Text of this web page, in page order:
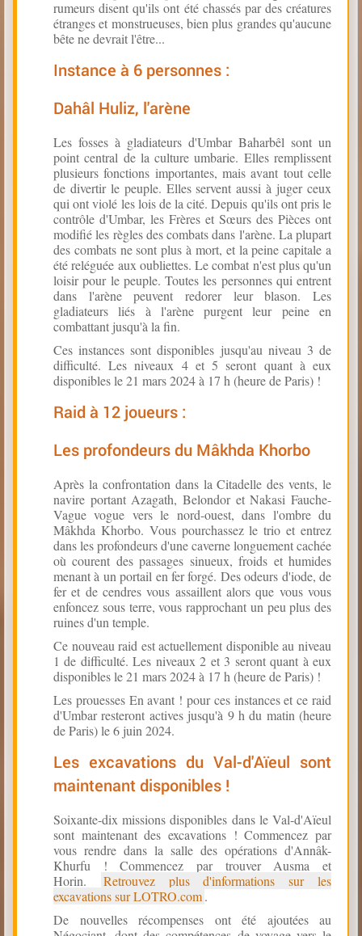
rumeurs disent qu'ils ont été chassés par des créatures
étranges et monstrueuses, bien plus grandes qu'aucune
bête ne devrait l'être...
Instance à 6 personnes :
Dahâl Huliz, l'arène
Les fosses à gladiateurs d'Umbar Baharbêl sont un
point central de la culture umbarie. Elles remplissent
plusieurs fonctions importantes, mais avant tout celle
de divertir le peuple. Elles servent aussi à juger ceux
qui ont violé les lois de la cité. Depuis qu'ils ont pris le
contrôle d'Umbar, les Frères et Sœurs des Pièces ont
modifié les règles des combats dans l'arène. La plupart
des combats ne sont plus à mort, et la peine capitale a
été reléguée aux oubliettes. Le combat n'est plus qu'un
loisir pour le peuple. Toutes les personnes qui entrent
dans l'arène peuvent redorer leur blason. Les
gladiateurs liés à l'arène purgent leur peine en
combattant jusqu'à la fin.
Ces instances sont disponibles jusqu'au niveau 3 de
difficulté. Les niveaux 4 et 5 seront quant à eux
disponibles le 21 mars 2024 à 17 h (heure de Paris) !
Raid à 12 joueurs :
Les profondeurs du Mâkhda Khorbo
Après la confrontation dans la Citadelle des vents, le
navire portant Azagath, Belondor et Nakasi Fauche-
Vague vogue vers le nord-ouest, dans l'ombre du
Mâkhda Khorbo. Vous pourchassez le trio et entrez
dans les profondeurs d'une caverne longuement cachée
où courent des passages sinueux, froids et humides
menant à un portail en fer forgé. Des odeurs d'iode, de
fer et de cendres vous assaillent alors que vous vous
enfoncez sous terre, vous rapprochant un peu plus des
ruines d'un temple.
Ce nouveau raid est actuellement disponible au niveau
1 de difficulté. Les niveaux 2 et 3 seront quant à eux
disponibles le 21 mars 2024 à 17 h (heure de Paris) !
Les prouesses En avant ! pour ces instances et ce raid
d'Umbar resteront actives jusqu'à 9 h du matin (heure
de Paris) le 6 juin 2024.
Les excavations du Val-d'Aïeul sont
maintenant disponibles !
Soixante-dix missions disponibles dans le Val-d'Aïeul
sont maintenant des excavations ! Commencez par
vous rendre dans la salle des opérations d'Annâk-
Khurfu ! Commencez par trouver Ausma et
Horin.
Retrouvez plus d'informations sur les
excavations sur LOTRO.com.
De nouvelles récompenses ont été ajoutées au